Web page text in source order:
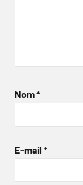
Nom*
E-mail *